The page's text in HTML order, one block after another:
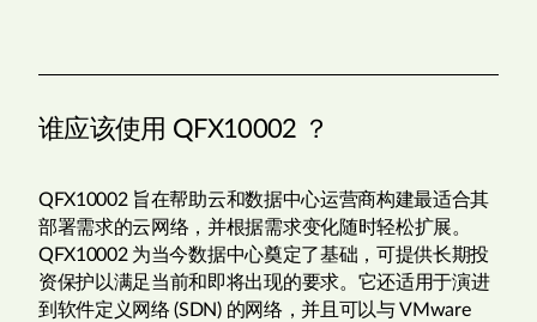
谁应该使用 QFX10002 ？
QFX10002 旨在帮助云和数据中心运营商构建最适合其
部署需求的云网络，并根据需求变化随时轻松扩展。
QFX10002 为当今数据中心奠定了基础，可提供长期投
资保护以满足当前和即将出现的要求。它还适用于演进
到软件定义网络 (SDN) 的网络，并且可以与 VMware